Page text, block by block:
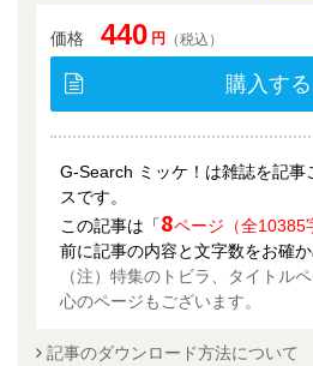
価格 440 円 （税込）
購入する
G-Search ミッケ！は雑誌を記事
スです。
この記事は「8ページ（全10385
前に記事の内容と文字数をお確か
（注）特集のトビラ、タイトル
心のページもございます。
記事のダウンロード方法について